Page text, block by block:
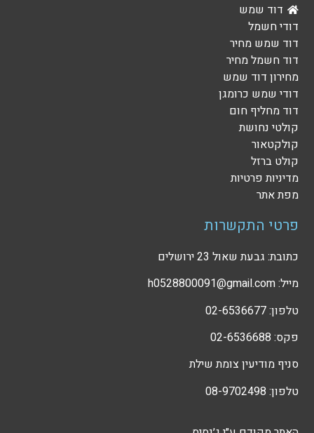
דוד שמש
דודי חשמל
דוד שמש מחיר
דוד חשמל מחיר
מחירון דוד שמש
דודי שמש כרומגן
דוד מחליף חום
קולטי נחושת
קולקטאור
קולט ברזל
מדיניות פרטיות
מפת אתר
פרטי התקשרות
כתובת: גבעת שאול 23 ירושלים
מייל: h0528800091@gmail.com
טלפון: 02-6536677
פקס: 02-6536688
סניף מודיעין צומת שילת
טלפון: 08-9702498